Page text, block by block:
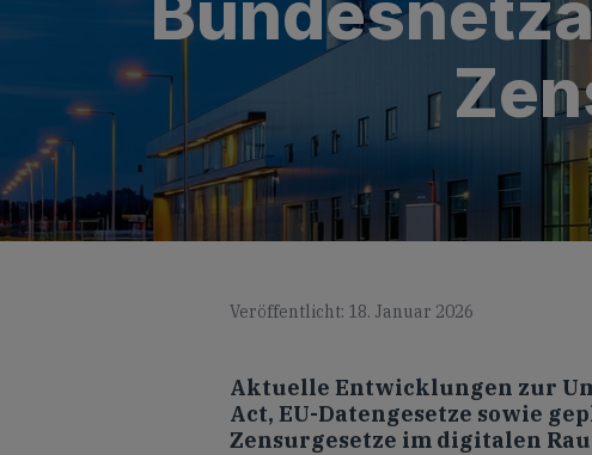
Veröffentlicht: 18. Januar 2026
Aktuelle Entwicklungen zur
Act, EU-Datengesetze sowie
Zensurgesetze im digitalen